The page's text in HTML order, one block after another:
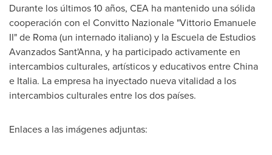
Durante los últimos 10 años, CEA ha mantenido una sólida
cooperación con el Convitto Nazionale "Vittorio Emanuele
II" de Roma(un internado italiano) y la Escuela de Estudios
Avanzados Sant'Anna, y ha participado activamente en
intercambios culturales, artísticos y educativos entreChina
e Italia. La empresa ha inyectado nueva vitalidad a los
intercambios culturales entre los dos países.
Enlaces a las imágenes adjuntas: